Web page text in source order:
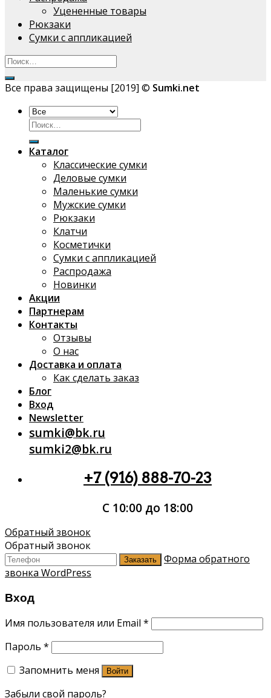
Уцененные товары
Рюкзаки
Сумки с аппликацией
Все права защищены [2019] © Sumki.net
Искать:
Каталог
Классические сумки
Деловые сумки
Маленькие сумки
Мужские сумки
Рюкзаки
Клатчи
Косметички
Сумки с аппликацией
Распродажа
Новинки
Акции
Партнерам
Контакты
Отзывы
О нас
Доставка и оплата
Как сделать заказ
Блог
Вход
Newsletter
sumki@bk.ru
sumki2@bk.ru
+7 (916) 888-70-23
С 10:00 до 18:00
Обратный звонок
Обратный звонок
Заказать
Форма обратного
звонка WordPress
Вход
Имя пользователя или Email *
Пароль *
Запомнить меня
Войти
Забыли свой пароль?